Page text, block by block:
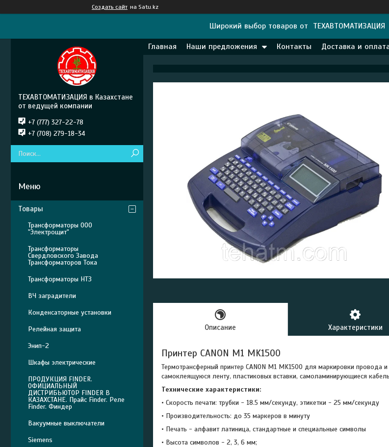
Создать сайт на Satu.kz
Широкий выбор товаров от ТЕХАВТОМАТИЗАЦИЯ
Главная Наши предложения Контакты Доставка и
Описание Характеристики
Принтер CANON M1 MK1500
Термотрансферный принтер CANON M1 MK1500 для маркировки провода
самоклеящуюся ленту, пластиковых вставки,
Технические характеристики:
• Скорость печати: трубки - 18.5 мм/секунду, этикетки - 25 мм/секунду
• Производительность: до 35 маркеров в минуту
• Печать - алфавит латиница, стандартные и специальные символы
• Высота символов - 2, 3, 6 мм;
ТЕХАВТОМАТИЗАЦИЯ в Казахстане
от ведущей компании
+7 (777) 327-22-78
+7 (708) 279-18-34
Товары
Трансформаторы ООО
"Электрощит"
Трансформаторы
Свердловского Завода
Трансформаторов Тока
Трансформаторы НТЗ
ВЧ заградители
Конденсаторные установки
Релейная защита
Энип-2
Шкафы электрические
ПРОДУКЦИЯ FINDER.
ОФИЦИАЛЬНЫЙ
ДИСТРИБЬЮТОР FINDER В
КАЗАХСТАНЕ. Прайс Finder. Реле
Finder. Финдер
Вакуумные выключатели
Siemens